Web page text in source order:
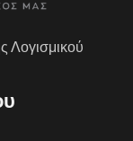
Λογισμικού